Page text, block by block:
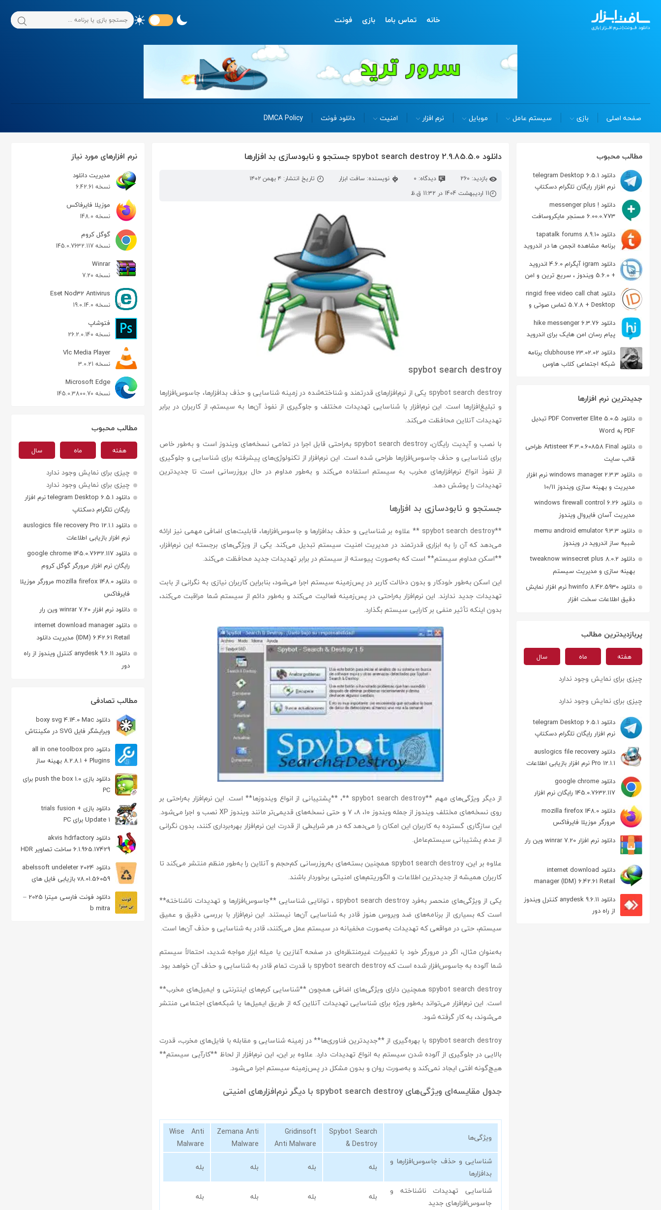
خانه تماس باما بازی فونت
صفحه اصلی بازی سیستم عامل موبایل نرم افزار امنیت دانلود فونت DMCA Policy
مطالب محبوب
دانلود telegram Desktop 6.5.1
نرم افزار رایگان تلگرام دسکتاپ
دانلود messenger plus !
6.00.0.773 مسنجر مایکروسافت
دانلود tapatalk forums 8.9.10
برنامه مشاهده انجمن ها در اندروید
دانلود igram آیگرام 4.6.0 اندروید
+ 5.6.0 ویندوز ، سریع ترین و امن
ترین نسخه تلگرام
دانلود ringid free video call chat
5.7.8 + Desktop تماس صوتی و
تصویری در اندروید
دانلود hike messenger 6.3.76
پیام‌ رسان‌ امن هایک برای اندروید
دانلود clubhouse 23.02.02 برنامه
شبکه اجتماعی کلاب هاوس
جدیدترین نرم افزارها
دانلود PDF Converter Elite 5.0.5 تبدیل
PDF به Word
دانلود Artisteer 4.3.0.60858 Final طراحی
قالب سایت
دانلود windows manager 2.3.3 نرم افزار
مدیریت و بهینه سازی ویندوز 10/11
دانلود windows firewall control 6.26
مدیریت آسان فایروال ویندوز
دانلود memu android emulator 9.3.3
شبیه ساز اندروید در ویندوز
دانلود tweaknow winsecret plus 8.0.2
بهینه سازی و مدیریت سیستم
دانلود hwinfo 8.42.5930 نرم افزار نمایش
دقیق اطلاعات سخت افزار
پربازدیدترین مطالب
هفته ماه سال
چیزی برای نمایش وجود ندارد
چیزی برای نمایش وجود ندارد
دانلود telegram Desktop 6.5.1
نرم افزار رایگان تلگرام دسکتاپ
دانلود auslogics file recovery
Pro 12.1.1 نرم افزار بازیابی اطلاعات
دانلود google chrome
145.0.7632.117 رایگان نرم افزار
مرورگر گوگل کروم
دانلود mozilla firefox 148.0
مرورگر موزیلا فایرفاکس
دانلود نرم افزار winrar 7.20 وین رار
دانلود internet download
manager (IDM) 6.42.61 Retail
مدیریت دانلود
دانلود anydesk 9.6.11 کنترل ویندوز
از راه دور
دانلود spybot search destroy 2.9.85.5.0 جستجو و نابودسازی بد افزارها
بازدید: 260 دیدگاه: 0 نویسنده: سافت ابزار
تاریخ انتشار: ۴ بهمن ۱۴۰۲
11 اردیبهشت 1404 در 11:32 ق.ظ
spybot search destroy
spybot search destroy یکی از نرم‌افزارهای قدرتمند و شناخته‌شده در زمینه شناسایی و حذف بدافزارها، جاسوس‌افزارها
و تبلیغ‌افزارها است. این نرم‌افزار با شناسایی تهدیدات مختلف و جلوگیری از نفوذ آن‌ها به سیستم، از کاربران در برابر
تهدیدات آنلاین محافظت می‌کند.
با نصب و آپدیت رایگان، spybot search destroy به‌راحتی قابل اجرا در تمامی نسخه‌های ویندوز است و به‌طور خاص
برای شناسایی و حذف جاسوس‌افزارها طراحی شده است. این نرم‌افزار از تکنولوژی‌های پیشرفته برای شناسایی و جلوگیری
از نفوذ انواع نرم‌افزارهای مخرب به سیستم استفاده می‌کند و به‌طور مداوم در حال بروزرسانی است تا جدیدترین
تهدیدات را پوشش دهد.
جستجو و نابودسازی بد افزارها
**spybot search destroy ** علاوه بر شناسایی و حذف بدافزارها و جاسوس‌افزارها، قابلیت‌های اضافی مهمی نیز ارائه
می‌دهد که آن را به ابزاری قدرتمند در مدیریت امنیت سیستم تبدیل می‌کند. یکی از ویژگی‌های برجسته این نرم‌افزار،
**اسکن مداوم سیستم** است که به‌صورت پیوسته از سیستم در برابر تهدیدات جدید محافظت می‌کند.
این اسکن به‌طور خودکار و بدون دخالت کاربر در پس‌زمینه سیستم اجرا می‌شود، بنابراین کاربران نیازی به نگرانی از بابت
تهدیدات جدید ندارند. این نرم‌افزار به‌راحتی در پس‌زمینه فعالیت می‌کند و به‌طور دائم از سیستم شما مراقبت می‌کند،
بدون اینکه تأثیر منفی بر کارایی سیستم بگذارد.
از دیگر ویژگی‌های مهم **spybot search destroy **، **پشتیبانی از انواع ویندوزها** است. این نرم‌افزار به‌راحتی بر
روی نسخه‌های مختلف ویندوز از جمله ویندوز ۱۰، ۸، ۷ و حتی نسخه‌های قدیمی‌تر مانند ویندوز XP نصب و اجرا می‌شود.
این سازگاری گسترده به کاربران این امکان را می‌دهد که در هر شرایطی از قدرت این نرم‌افزار بهره‌برداری کنند، بدون نگرانی
از عدم پشتیبانی سیستم‌عامل.
علاوه بر این، spybot search destroy همچنین بسته‌های به‌روزرسانی کم‌حجم و آنلاین را به‌طور منظم منتشر می‌کند تا
کاربران همیشه از جدیدترین اطلاعات و الگوریتم‌های امنیتی برخوردار باشند.
یکی از ویژگی‌های منحصر به‌فرد spybot search destroy ، توانایی شناسایی **جاسوس‌افزارها و تهدیدات ناشناخته**
است که بسیاری از برنامه‌های ضد ویروس هنوز قادر به شناسایی آن‌ها نیستند. این نرم‌افزار با بررسی دقیق و عمیق
سیستم، حتی در مواقعی که تهدیدات به‌صورت مخفیانه در سیستم عمل می‌کنند، قادر به شناسایی و حذف آن‌ها است.
به‌عنوان مثال، اگر در مرورگر خود با تغییرات غیرمنتظره‌ای در صفحه آغازین یا میله ابزار مواجه شدید، احتمالاً سیستم
شما آلوده به جاسوس‌افزار شده است که spybot search destroy با قدرت تمام قادر به شناسایی و حذف آن خواهد بود.
spybot search destroy همچنین دارای ویژگی‌های اضافی همچون **شناسایی کرم‌های اینترنتی و ایمیل‌های مخرب**
است. این نرم‌افزار می‌تواند به‌طور ویژه برای شناسایی تهدیدات آنلاین که از طریق ایمیل‌ها یا شبکه‌های اجتماعی منتشر
می‌شوند، به کار گرفته شود.
spybot search destroy با بهره‌گیری از **جدیدترین فناوری‌ها** در زمینه شناسایی و مقابله با فایل‌های مخرب، قدرت
بالایی در جلوگیری از آلوده شدن سیستم به انواع تهدیدات دارد. علاوه بر این، این نرم‌افزار از لحاظ **کارآیی سیستم**
هیچ‌گونه افتی ایجاد نمی‌کند و به‌صورت روان و بدون مشکل در پس‌زمینه سیستم اجرا می‌شود.
جدول مقایسه‌ای ویژگی‌های spybot search destroy با دیگر نرم‌افزارهای امنیتی
ویژگی‌ها
Spybot Search
& Destroy
Gridinsoft
Anti Malware
Zemana Anti
Malware
Wise Anti
Malware
شناسایی و حذف جاسوس‌افزارها و
بدافزارها
بله بله بله
بله
شناسایی تهدیدات ناشناخته و
جاسوس‌افزارهای جدید
بله بله بله
بله
نرم افزارهای مورد نیاز
مدیریت دانلود
نسخه 6.42.61
موزیلا فایرفاکس
نسخه 148.0
گوگل کروم
نسخه 145.0.7632.117
Winrar
نسخه 7.20
Eset Nod32 Antivirus
نسخه 19.0.14.0
فتوشاپ
نسخه 26.2.0.140
Vlc Media Player
نسخه 3.0.21
Microsoft Edge
نسخه 145.0.3800.70
مطالب محبوب
هفته ماه سال
چیزی برای نمایش وجود ندارد
چیزی برای نمایش وجود ندارد
دانلود telegram Desktop 6.5.1 نرم افزار
رایگان تلگرام دسکتاپ
دانلود auslogics file recovery Pro 12.1.1
نرم افزار بازیابی اطلاعات
دانلود google chrome 145.0.7632.117
رایگان نرم افزار مرورگر گوگل کروم
دانلود mozilla firefox 148.0 مرورگر موزیلا
فایرفاکس
دانلود نرم افزار winrar 7.20 وین رار
دانلود internet download manager
(IDM) 6.42.61 Retail مدیریت دانلود
دانلود anydesk 9.6.11 کنترل ویندوز از راه
دور
مطالب تصادفی
دانلود boxy svg 4.14.0 Mac
ویرایشگر فایل SVG در مکینتاش
دانلود all in one toolbox pro
8.2.8.1 + Plugins بهینه ساز
اندروید
دانلود بازی push the box 1.0 برای
PC
دانلود بازی trials fusion +
Update 1 برای PC
دانلود akvis hdrfactory
6.1.965.17429 ساخت تصاویر HDR
دانلود abelssoft undeleter 2024
v8.01.56059 بازیابی فایل های
حذف شده
دانلود فونت فارسی میترا 2025 –
b mitra